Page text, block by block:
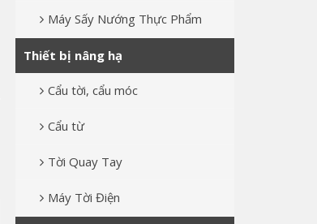
Máy Sấy Nướng Thực Phẩm
Thiết bị nâng hạ
Cẩu tời, cẩu móc
Cẩu từ
Tời Quay Tay
Máy Tời Điện